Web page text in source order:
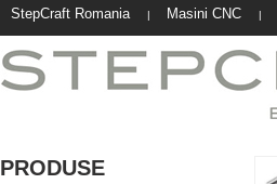
StepCraft Romania | Masini CNC |
PRODUSE